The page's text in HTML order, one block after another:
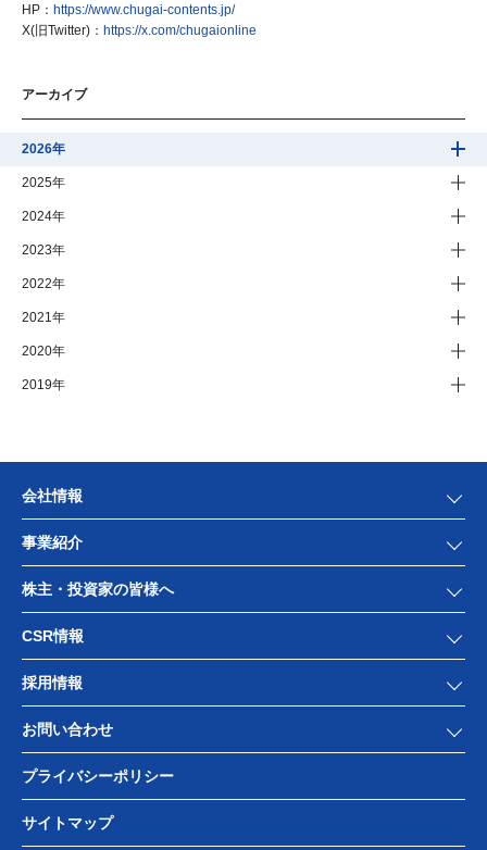
HP： https://www.chugai-contents.jp/
X(旧Twitter)： https://x.com/chugaionline
アーカイブ
2026年
2025年
2024年
2023年
2022年
2021年
2020年
2019年
会社情報
事業紹介
株主・投資家の皆様へ
CSR情報
採用情報
お問い合わせ
プライバシーポリシー
サイトマップ